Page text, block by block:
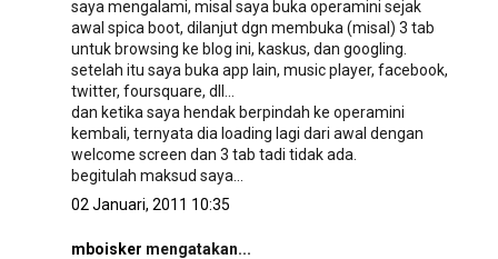
saya mengalami, misal saya buka operamini sejak
awal spica boot, dilanjut dgn membuka (misal) 3 tab
untuk browsing ke blog ini, kaskus, dan googling.
setelah itu saya buka app lain, music player, facebook,
twitter, foursquare, dll...
dan ketika saya hendak berpindah ke operamini
kembali, ternyata dia loading lagi dari awal dengan
welcome screen dan 3 tab tadi tidak ada.
begitulah maksud saya...
02 Januari, 2011 10:35
mboisker mengatakan...